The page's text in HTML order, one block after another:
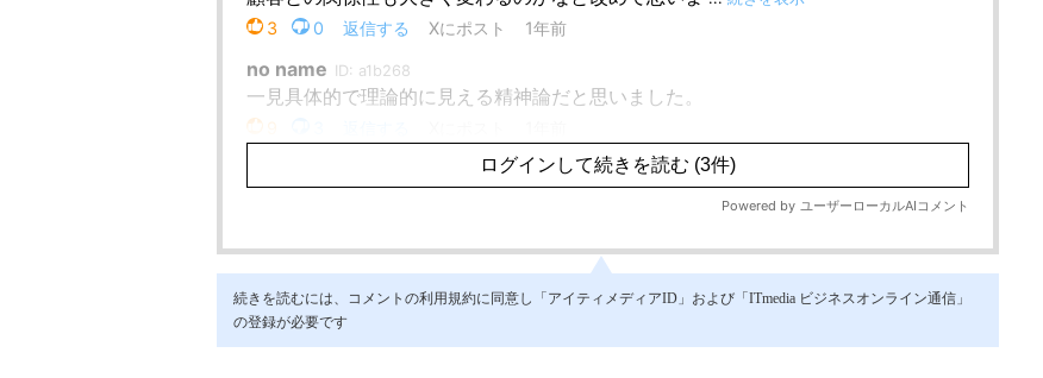
続きを読むには、コメントの利用規約に同意し「アイティメディアID」および「ITmedia ビジネスオンライン通信」
の登録が必要です